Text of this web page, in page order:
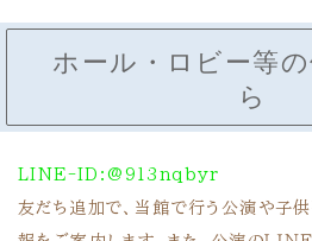
ホール・ロビー等
ら
LINE-ID:@913nqbyr
友だち追加で、当館で行う公演や子